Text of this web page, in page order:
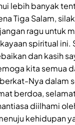
lebih banyak
Tiga Salam,
ragu untuk
spiritual ini.
dan kasih
kita semua
Nya dalam
berdoa,
diilhami
kehidupan